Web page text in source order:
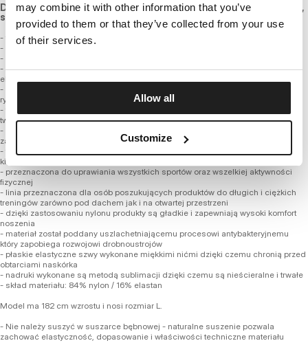
may combine it with other information that you’ve
provided to them or that they’ve collected from your use
of their services.
Allow all
Customize
Dopasowana do sylwetki treningowa koszulka z elastycznego,
szybkoschnącego materiału.
- fason dopasowany do sylwetki
- raglanowe rękawy
- boczne wstawki z siateczki MESH dla lepszej cyrkulacji powietrza
- koszulka wykonana z najwyższej jakości włókien poliamidowych z dodatkiem
elastycznej przędzy
- znacznie szlachetniejsza mieszanka tkaniny niż powszechnie występujące na
rynku
- termo aktywna i oddychająca dzięki czemu doskonale odprowadza ciepło z
twojej skóry, powodując uczucie przyjemnego chłodu
- szybkoschnący materiał pomaga utrzymać higienę i nie powoduję przykrego
zapachu
- tkanina z systemem 4-way stretch dzięki czemu rozciąga się w każdym
kierunku nie krępując ruchów
- przeznaczona do uprawiania wszystkich sportów oraz wszelkiej aktywności
fizycznej
- linia przeznaczona dla osób poszukujących produktów do długich i ciężkich
treningów zarówno pod dachem jak i na otwartej przestrzeni
- dzięki zastosowaniu nylonu produkty są gładkie i zapewniają wysoki komfort
noszenia
- materiał został poddany uszlachetniającemu procesowi antybakteryjnemu
który zapobiega rozwojowi drobnoustrojów
- płaskie elastyczne szwy wykonane miękkimi nićmi dzięki czemu chronią przed
obtarciami naskórka
- nadruki wykonane są metodą sublimacji dzięki czemu są nieścieralne i trwałe
- skład materiału: 84% nylon / 16% elastan
Model ma 182 cm wzrostu i nosi rozmiar L.
- Nie należy suszyć w suszarce bębnowej - naturalne suszenie pozwala
zachować elastyczność, dopasowanie i właściwości techniczne materiału